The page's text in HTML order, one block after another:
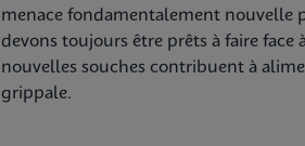
menace fondamentalement nouvelle
devons toujours être prêts à faire face
nouvelles souches contribuent à
grippale.